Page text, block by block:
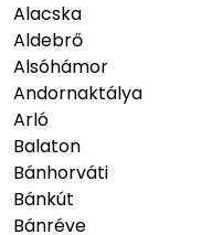
Alacska
Aldebrő
Alsóhámor
Andornaktálya
Arló
Balaton
Bánhorváti
Bánkút
Bánréve